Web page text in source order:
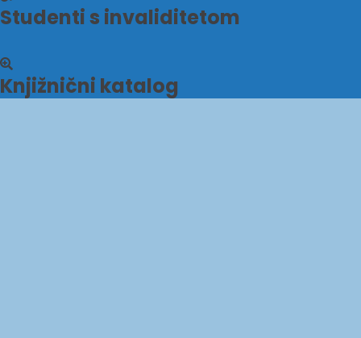
Studenti s invaliditetom
Knjižnični katalog